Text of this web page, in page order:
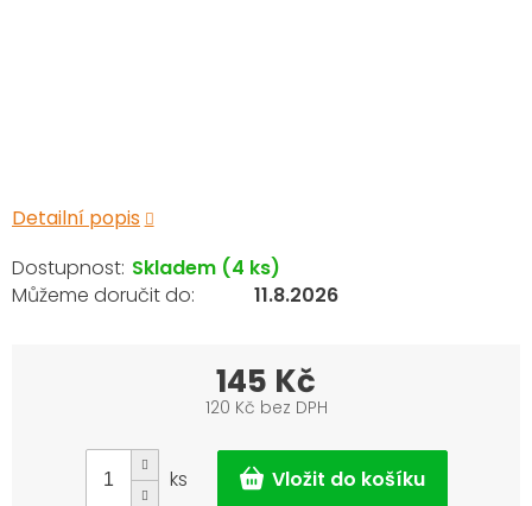
Detailní popis
Skladem (4 ks)
11.8.2026
145 Kč
120 Kč bez DPH
cena:
ks